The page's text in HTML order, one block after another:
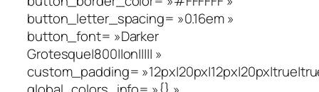
button_letter_spacing= »0.16em »
button_font= »Darker
Grotesque|800||on||||| »
custom_padding=